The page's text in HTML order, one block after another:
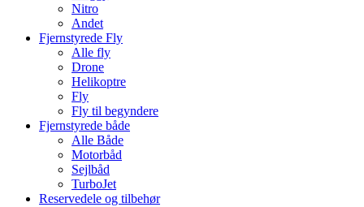
Nitro
Andet
Fjernstyrede Fly
Alle fly
Drone
Helikoptre
Fly
Fly til begyndere
Fjernstyrede både
Alle Både
Motorbåd
Sejlbåd
TurboJet
Reservedele og tilbehør